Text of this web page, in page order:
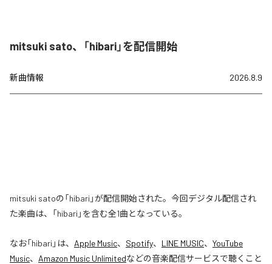
mitsuki sato、「hibari」を配信開始
新曲情報 2026.8.9
mitsuki satoの「hibari」が配信開始された。今回デジタル配信され
た楽曲は、「hibari」を含む全1曲となっている。
なお「hibari 」は、 Apple Music、 Spotify、 LINE MUSIC、 YouTube
Music、 Amazon Music Unlimitedなどの音楽配信サービスで聴くこと